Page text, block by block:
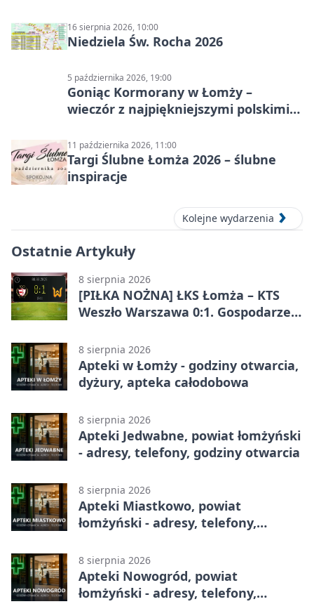
16 sierpnia 2026, 10:00
Niedziela Św. Rocha 2026
5 października 2026, 19:00
Goniąc Kormorany w Łomży –
wieczór z najpiękniejszymi polskimi
11 października 2026, 11:00
Targi Ślubne Łomża 2026 – ślubne
inspiracje
Kolejne wydarzenia
Ostatnie Artykuły
8 sierpnia 2026
[PIŁKA NOŻNA] ŁKS Łomża – KTS
Weszło Warszawa 0:1. Gospodarze
1 (Grupa I)
8 sierpnia 2026
Apteki w Łomży - godziny otwarcia,
dyżury, apteka całodobowa
8 sierpnia 2026
Apteki Jedwabne, powiat łomżyński
- adresy, telefony, godziny otwarcia
8 sierpnia 2026
Apteki Miastkowo, powiat
łomżyński - adresy, telefony,
8 sierpnia 2026
Apteki Nowogród, powiat
łomżyński - adresy, telefony,